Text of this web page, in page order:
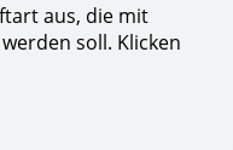
aus, die mit
soll. Klicken